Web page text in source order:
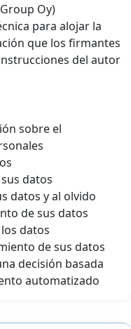
Oy)
para alojar la
que los firmantes
del autor
sobre el
datos
datos y al olvido
de sus datos
datos
de sus datos
decisión basada
automatizado